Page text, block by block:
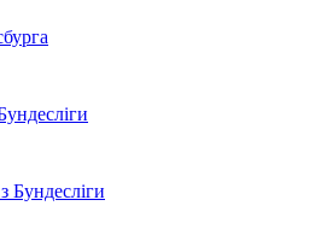
Бундесліги